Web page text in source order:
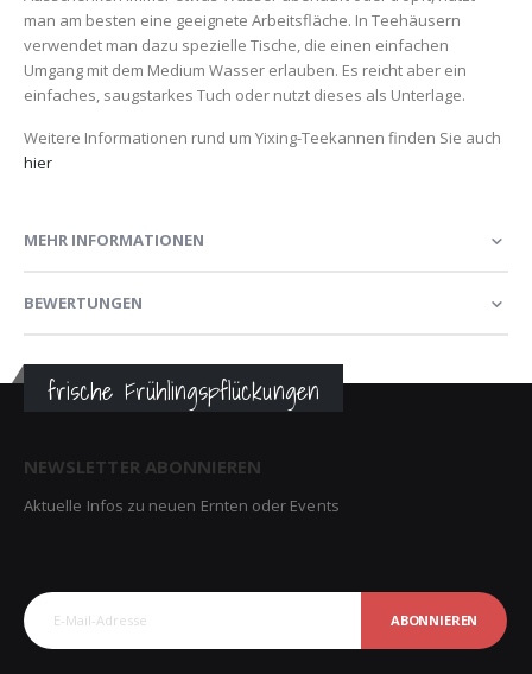
man am besten eine geeignete Arbeitsfläche. In Teehäusern
verwendet man dazu spezielle Tische, die einen einfachen
Umgang mit dem Medium Wasser erlauben. Es reicht aber ein
einfaches, saugstarkes Tuch oder nutzt dieses als Unterlage.
Weitere Informationen rund um Yixing-Teekannen finden Sie auch
hier
MEHR INFORMATIONEN
BEWERTUNGEN
frische Frühlingspflückungen
NEWSLETTER ABONNIEREN
Aktuelle Infos zu neuen Ernten oder Events
ABONNIEREN